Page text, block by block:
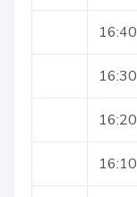
16:40
16:30
16:20
16:10